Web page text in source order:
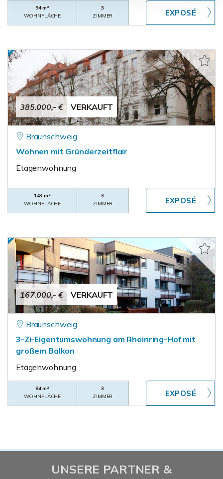
94 m²
WOHNFLÄCHE
3
ZIMMER
385.000,- € VERKAUFT
Braunschweig
Wohnen mit Gründerzeitflair
Etagenwohnung
143 m²
WOHNFLÄCHE
3
ZIMMER
167.000,- € VERKAUFT
Braunschweig
3-Zi-Eigentumswohnung am Rheinring-Hof mit
großem Balkon
Etagenwohnung
84 m²
WOHNFLÄCHE
3
ZIMMER
UNSERE PARTNER &